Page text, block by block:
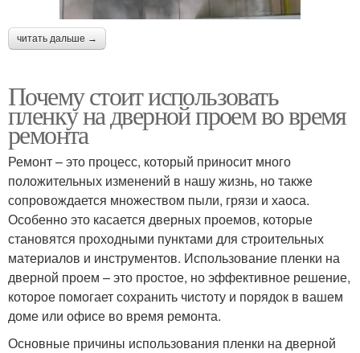
читать дальше →
Почему стоит использовать
пленку на дверной проем во время
ремонта
Ремонт – это процесс, который приносит много
положительных изменений в нашу жизнь, но также
сопровождается множеством пыли, грязи и хаоса.
Особенно это касается дверных проемов, которые
становятся проходными пунктами для строительных
материалов и инструментов. Использование пленки на
дверной проем – это простое, но эффективное решение,
которое помогает сохранить чистоту и порядок в вашем
доме или офисе во время ремонта.
Основные причины использования пленки на дверной